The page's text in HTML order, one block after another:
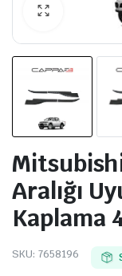
Aralığı
Kaplama
SKU: 7658196